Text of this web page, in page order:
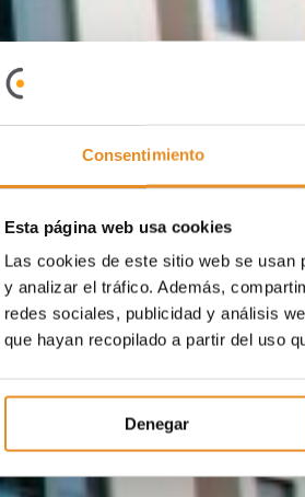
Consentimiento
Esta página web usa cookies
Las cookies de este sitio web se usan
y analizar el tráfico. Además,
redes sociales, publicidad y análisis
que hayan recopilado a partir del uso
Denegar